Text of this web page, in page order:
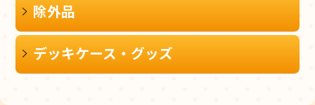
除外品
デッキケース・グッズ